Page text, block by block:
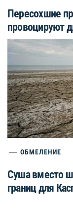
Пересохшие
провоцируют
ОБМЕЛЕНИЕ
Суша вместо
границ для